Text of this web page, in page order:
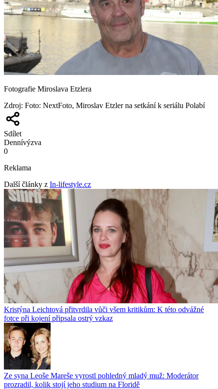
Fotografie Miroslava Etzlera
Zdroj: Foto: NextFoto, Miroslav Etzler na setkání k seriálu Polabí
Sdílet
Dennívýzva
0
Reklama
Další články z In-lifestyle.cz
Kristýna Leichtová přitvrdila vůči všem kritikům: K této odvážné
fotce při kojení připsala ostrý vzkaz
Ze syna Leoše Mareše vyrostl pohledný mladý muž: Moderátor
prozradil, kolik stojí jeho studium na Floridě